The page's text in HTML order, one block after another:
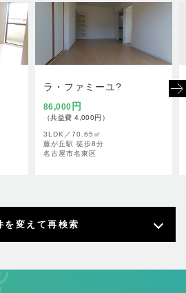
ラ・ファミーユ?
86,000 円
（共益費 4,000円）
名古屋市名東区
3LDK／70.65㎡
藤が丘駅 徒歩8分
を変えて再検索